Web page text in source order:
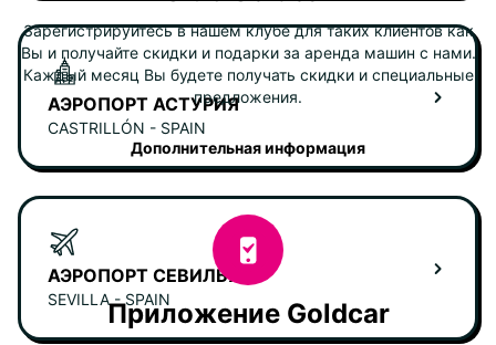
АЭРОПОРТ АСТУРИЯ
CASTRILLÓN - SPAIN
АЭРОПОРТ СЕВИЛЬЯ
SEVILLA - SPAIN
Зарегистрируйтесь в нашем клубе для таких клиентов как
Вы и получайте скидки и подарки за аренда машин с нами.
Каждый месяц Вы будете получать скидки и специальные
предложения.
Дополнительная информация
Приложение Goldcar